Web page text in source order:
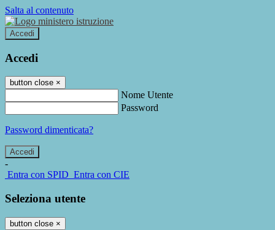
Salta al contenuto
Accedi
Accedi
button close ×
Nome Utente
Password
Password dimenticata?
-
Entra con SPID Entra con CIE
Seleziona utente
button close ×